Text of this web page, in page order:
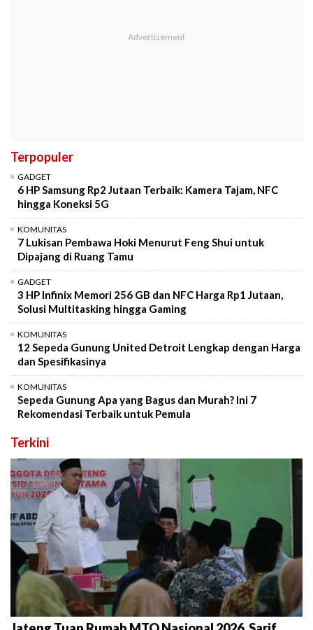
Terpopuler
GADGET
6 HP Samsung Rp2 Jutaan Terbaik: Kamera Tajam, NFC
hingga Koneksi 5G
KOMUNITAS
7 Lukisan Pembawa Hoki Menurut Feng Shui untuk
Dipajang di Ruang Tamu
GADGET
3 HP Infinix Memori 256 GB dan NFC Harga Rp1 Jutaan,
Solusi Multitasking hingga Gaming
KOMUNITAS
12 Sepeda Gunung United Detroit Lengkap dengan Harga
dan Spesifikasinya
KOMUNITAS
Sepeda Gunung Apa yang Bagus dan Murah? Ini 7
Rekomendasi Terbaik untuk Pemula
Terkini